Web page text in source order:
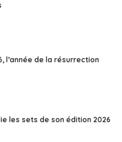
l’année de la résurrection
les sets de son édition 2026